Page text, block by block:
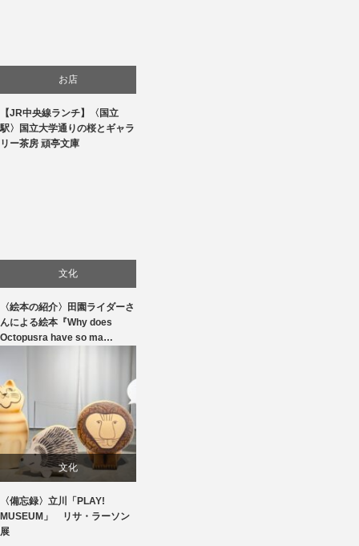
お店
生活
【JR中央線ランチ】〈国立
駅〉国立大学通りの桜とギャラ
リー茶房 頑亭文庫
文化
〈絵本の紹介〉田園ライダーさ
んによる絵本『Why does
Octopusra have so ma…
文化
美術展・美術館・博物館巡り
〈備忘録〉立川「PLAY!
MUSEUM」 リサ・ラーソン
展